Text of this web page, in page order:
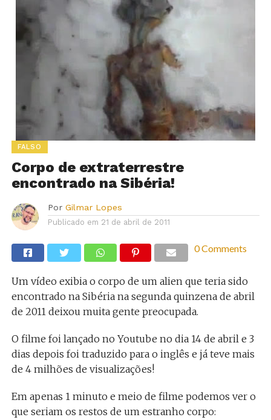
FALSO
Corpo de extraterrestre
encontrado na Sibéria!
Por Gilmar Lopes
Publicado em 21 de abril de 2011
0 Comments
Um vídeo exibia o corpo de um alien que teria sido
encontrado na Sibéria na segunda quinzena de abril
de 2011 deixou muita gente preocupada.
O filme foi lançado no Youtube no dia 14 de abril e 3
dias depois foi traduzido para o inglês e já teve mais
de 4 milhões de visualizações!
Em apenas 1 minuto e meio de filme podemos ver o
que seriam os restos de um estranho corpo: